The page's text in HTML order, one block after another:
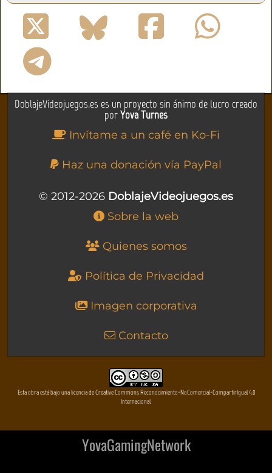
DoblajeVideojuegos.es es un proyecto sin ánimo de lucro creado
porYova Turnes
Invítame a un café en Ko-Fi
Haz una donación vía PayPal
© 2012-2026 DoblajeVideojuegos.es
Sobre la web
Quienes somos
Política de Privacidad
Imagen corporativa
Contacto
Esta obra está bajo una licencia de Creative Commons Reconocimiento-NoComercial-CompartirIgual 4.0
Internacional
YovaGamingNetwork